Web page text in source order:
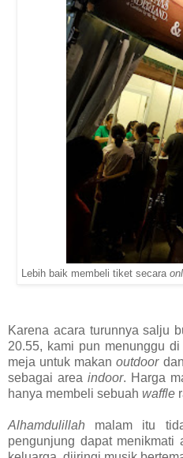
Lebih baik membeli tiket secara
Karena acara turunnya salju
20.55, kami pun menunggu
meja untuk makanoutdoor
sebagai area indoor. Harga
hanya membeli sebuah waffle
Alhamdulillah malam itu
pengunjung dapat menikmati